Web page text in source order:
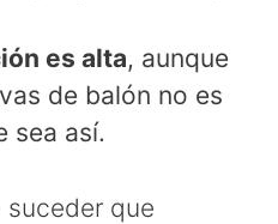
es alta, aunque
de balón no es
sea así.
suceder que